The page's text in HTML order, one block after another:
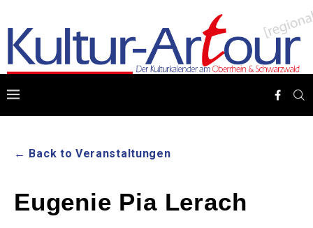
← Back to Veranstaltungen
Eugenie Pia Lerach